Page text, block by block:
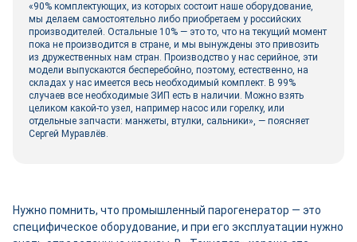
«90% комплектующих, из которых состоит наше оборудование,
мы делаем самостоятельно либо приобретаем у российских
производителей. Остальные 10% ― это то, что на текущий момент
пока не производится в стране, и мы вынуждены это привозить
из дружественных нам стран. Производство у нас серийное, эти
модели выпускаются бесперебойно, поэтому, естественно, на
складах у нас имеется весь необходимый комплект. В 99%
случаев все необходимые ЗИП есть в наличии. Можно взять
целиком какой-то узел, например насос или горелку, или
отдельные запчасти: манжеты, втулки, сальники», ― поясняет
Сергей Муравлёв.
Нужно помнить, что промышленный парогенератор ― это
специфическое оборудование, и при его эксплуатации нужно